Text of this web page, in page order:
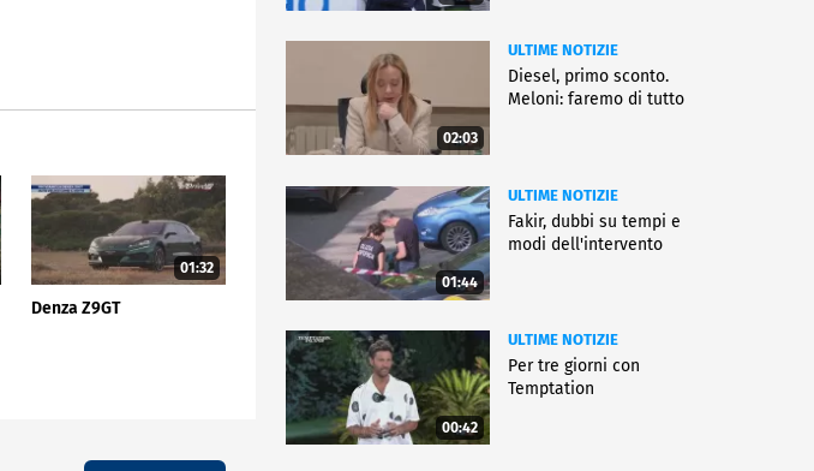
01:32
Denza Z9GT
02:03
ULTIME NOTIZIE
Diesel, primo sconto.
Meloni: faremo di tutto
01:44
ULTIME NOTIZIE
Fakir, dubbi su tempi e
modi dell'intervento
00:42
ULTIME NOTIZIE
Per tre giorni con
Temptation